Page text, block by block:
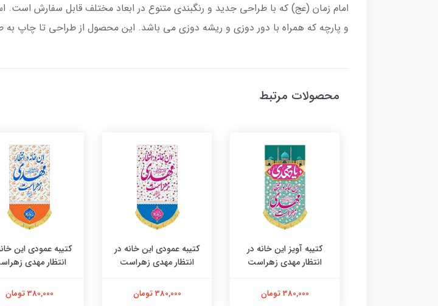
امام زمان (عج) که با طراحی جدید و رنگبندی متنوع در ابعاد مختلف قابل سفارش
و پارچه که همراه با دور دوزی و ریشه دوزی می باشد. این محصول از طراحی تا چاپ به
محصولات مرتبط
کتیبه آویز این خانه در
انتظار مهدی زهراست
380,000 تومان
کتیبه عمودی این خانه در
انتظار مهدی زهراست
380,000 تومان
کتیبه عمودی این
انتظار مهدی
380,000 تومان